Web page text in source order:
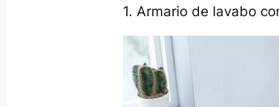
1. Armario de lavabo